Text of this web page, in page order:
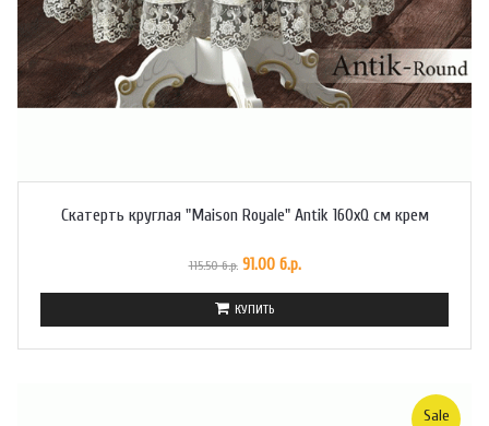
Скатерть круглая "Maison Royale" Antik 160xQ см крем
115.50 б.р. 91.00 б.р.
КУПИТЬ
Sale